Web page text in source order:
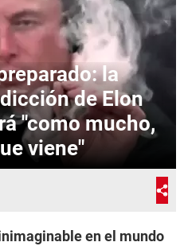
la
de Elon
"como mucho,
viene"
en el mundo